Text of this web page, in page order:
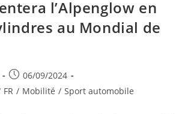
l’Alpenglow en
au Mondial de
06/09/2024
FR / Mobilité / Sport automobile